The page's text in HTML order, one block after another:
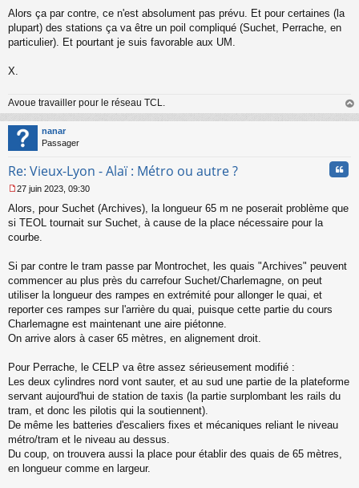
n
l
Alors ça par contre, ce n'est absolument pas prévu. Et pour certaines (la
plupart) des stations ça va être un poil compliqué (Suchet, Perrache, en
particulier). Et pourtant je suis favorable aux UM.
X.
Avoue travailler pour le réseau TCL.
au
nanar
Passager
Re: Vieux-Lyon - Alaï : Métro ou autre ?
e
s
s
n
o
n
l
u
27 juin 2023, 09:30
Alors, pour Suchet (Archives), la longueur 65 m ne poserait problème que
si TEOL tournait sur Suchet, à cause de la place nécessaire pour la
courbe.
Si par contre le tram passe par Montrochet, les quais "Archives" peuvent
commencer au plus près du carrefour Suchet/Charlemagne, on peut
utiliser la longueur des rampes en extrémité pour allonger le quai, et
reporter ces rampes sur l'arrière du quai, puisque cette partie du cours
Charlemagne est maintenant une aire piétonne.
On arrive alors à caser 65 mètres, en alignement droit.
Pour Perrache, le CELP va être assez sérieusement modifié :
Les deux cylindres nord vont sauter, et au sud une partie de la plateforme
servant aujourd'hui de station de taxis (la partie surplombant les rails du
tram, et donc les pilotis qui la soutiennent).
De même les batteries d'escaliers fixes et mécaniques reliant le niveau
métro/tram et le niveau au dessus.
Du coup, on trouvera aussi la place pour établir des quais de 65 mètres,
en longueur comme en largeur.